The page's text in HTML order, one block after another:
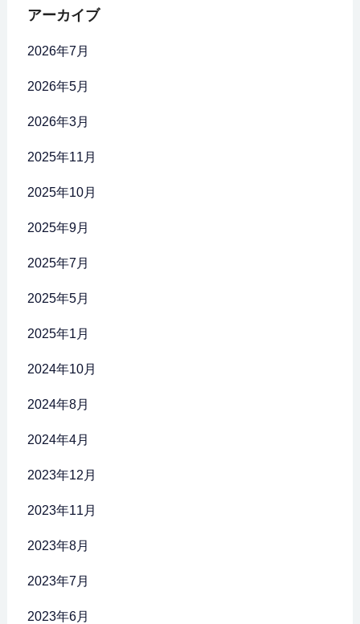
アーカイブ
2026年7月
2026年5月
2026年3月
2025年11月
2025年10月
2025年9月
2025年7月
2025年5月
2025年1月
2024年10月
2024年8月
2024年4月
2023年12月
2023年11月
2023年8月
2023年7月
2023年6月